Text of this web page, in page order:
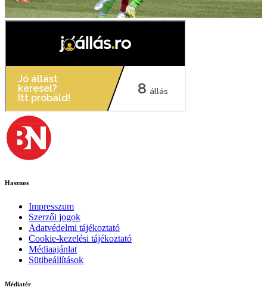
Hasznos
Impresszum
Szerzői jogok
Adatvédelmi tájékoztató
Cookie-kezelési tájékoztató
Médiaajánlat
Sütibeállítások
Médiatér